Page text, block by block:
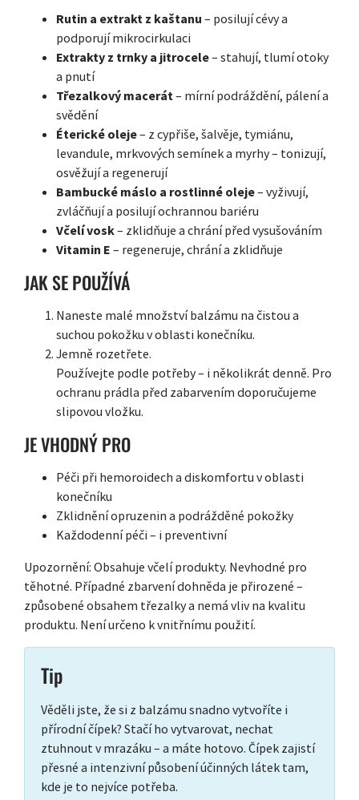
Rutin a extrakt z kaštanu – posilují cévy a
podporují mikrocirkulaci
Extrakty z trnky a jitrocele– stahují, tlumí otoky
a pnutí
Třezalkový macerát– mírní podráždění, pálení a
svědění
Éterické oleje– z cypřiše, šalvěje, tymiánu,
levandule, mrkvových semínek a myrhy – tonizují,
osvěžují a regenerují
Bambucké máslo a rostlinné oleje– vyživují,
zvláčňují a posilují ochrannou bariéru
Včelí vosk– zklidňuje a chrání před vysušováním
Vitamin E – regeneruje, chrání a zklidňuje
JAK SE POUŽÍVÁ
Naneste malé množství balzámu na čistou a
suchou pokožku v oblasti konečníku.
Jemně rozetřete.
Používejte podle potřeby – i několikrát denně. Pro
ochranu prádla před zabarvením doporučujeme
slipovou vložku.
JE VHODNÝ PRO
Péči při hemoroidech a diskomfortu v oblasti
konečníku
Zklidnění opruzenin a podrážděné pokožky
Každodenní péči – i preventivní
Upozornění: Obsahuje včelí produkty. Nevhodné pro
těhotné. Případné zbarvení dohněda je přirozené –
způsobené obsahem třezalky a nemá vliv na kvalitu
produktu. Není určeno k vnitřnímu použití.
Tip
Věděli jste, že si z balzámu snadno vytvoříte i
přírodní čípek? Stačí ho vytvarovat, nechat
ztuhnout v mrazáku – a máte hotovo. Čípek zajistí
přesné a intenzivní působení účinných látek tam,
kde je to nejvíce potřeba.